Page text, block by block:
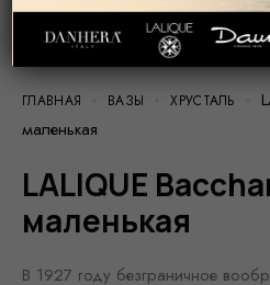
ГЛАВНАЯ ВАЗЫ ХРУСТАЛЬ
маленькая
LALIQUE Bacchantes ваза
маленькая
В 1927 году безграничное